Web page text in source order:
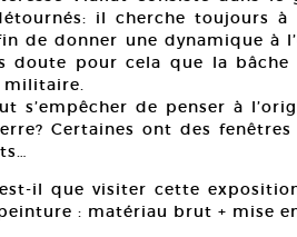
il cherche toujours
de donner une dynamique à
doute pour cela que la
militaire.
s’empêcher de penser à
Certaines ont des
il que visiter cette
: matériau brut + mise